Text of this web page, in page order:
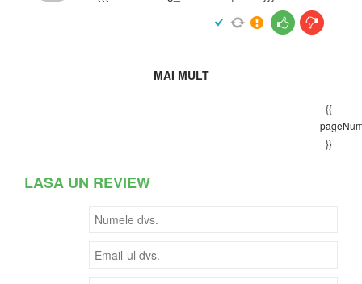
MAI MULT
{{
}}
LASA UN REVIEW